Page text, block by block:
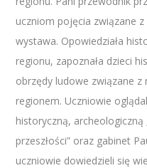
uczniom pojęcia związane
wystawa. Opowiedziała
regionu, zapoznała dzieci
obrzędy ludowe związane z
regionem. Uczniowie
historyczną, archeologiczną
przeszłości” oraz gabinet
uczniowie dowiedzieli się